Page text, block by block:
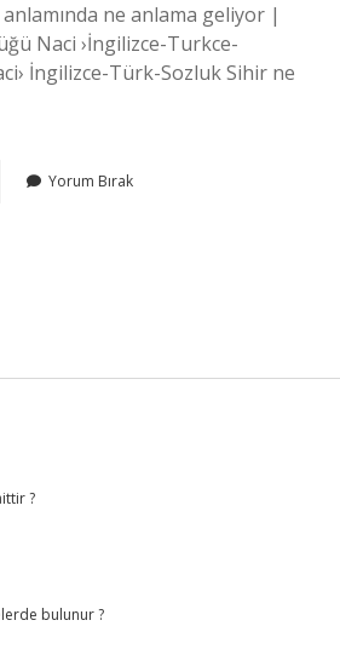
ne anlama geliyor |
Naci ›İngilizce-Turkce-
İngilizce-Türk-Sozluk Sihir ne
Yorum Bırak
?
bulunur ?